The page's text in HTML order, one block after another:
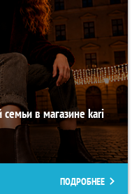
в магазине kari
ПОДРОБНЕЕ